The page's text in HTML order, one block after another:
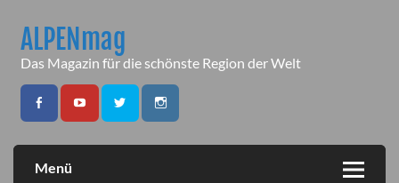
contentALPENmag
Das Magazin für die schönste Region der Welt
Menü